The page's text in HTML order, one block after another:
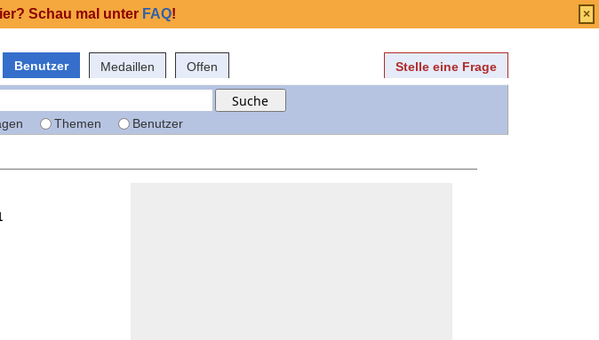
Benutzer Medaillen Offen Stelle eine Frage
Themen Benutzer
Schau mal unter FAQ! ×